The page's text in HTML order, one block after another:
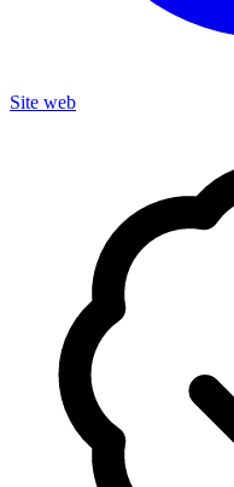
Site web